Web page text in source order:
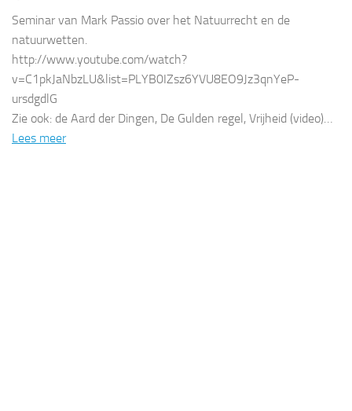
Seminar van Mark Passio over het Natuurrecht en de
natuurwetten.
http://www.youtube.com/watch?
v=C1pkJaNbzLU&list=PLYB0IZsz6YVU8EO9Jz3qnYeP-
ursdgdlG
Zie ook: de Aard der Dingen, De Gulden regel, Vrijheid (video)…
Lees meer